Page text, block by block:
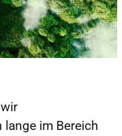
im Bereich